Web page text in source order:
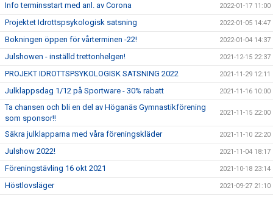
Info terminsstart med anl. av Corona 2022-01-17 11:00
Projektet Idrottspsykologisk satsning 2022-01-05 14:47
Bokningen öppen för vårterminen -22! 2022-01-04 14:37
Julshowen - inställd trettonhelgen! 2021-12-15 22:37
PROJEKT IDROTTSPSYKOLOGISK SATSNING 2022 2021-11-29 12:11
Julklappsdag 1/12 på Sportware - 30% rabatt 2021-11-16 10:00
Ta chansen och bli en del av Höganäs Gymnastikförening
som sponsor!!
2021-11-15 22:00
Säkra julklapparna med våra föreningskläder 2021-11-10 22:20
Julshow 2022! 2021-11-04 18:17
Föreningstävling 16 okt 2021 2021-10-18 23:14
Höstlovsläger 2021-09-27 21:10